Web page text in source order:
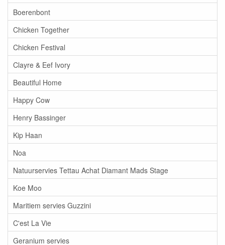
Boerenbont
Chicken Together
Chicken Festival
Clayre & Eef Ivory
Beautiful Home
Happy Cow
Henry Bassinger
Kip Haan
Noa
Natuurservies Tettau Achat Diamant Mads Stage
Koe Moo
Maritiem servies Guzzini
C'est La Vie
Geranium servies